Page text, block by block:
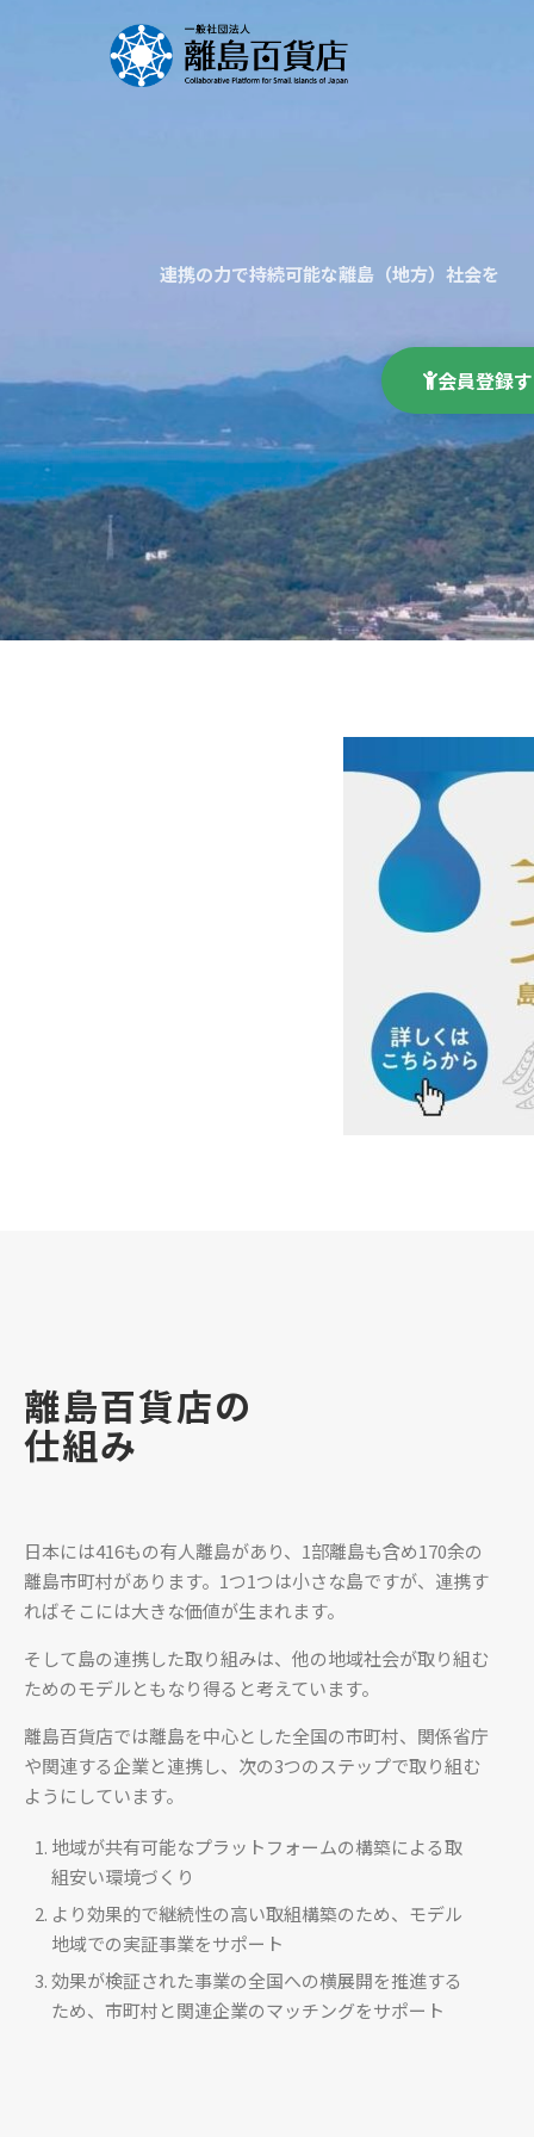
連携の力で持続可能な離島（地方）社会を
会員登録
離島百貨店の
仕組み
日本には416もの有人離島があり、1部離島も含め170余の
離島市町村があります。1つ1つは小さな島ですが、連携す
ればそこには大きな価値が生まれます。
そして島の連携した取り組みは、他の地域社会が取り組む
ためのモデルともなり得ると考えています。
離島百貨店では離島を中心とした全国の市町村、関係省庁
や関連する企業と連携し、次の3つのステップで取り組む
ようにしています。
地域が共有可能なプラットフォームの構築による取
組安い環境づくり
より効果的で継続性の高い取組構築のため、モデル
地域での実証事業をサポート
効果が検証された事業の全国への横展開を推進する
ため、市町村と関連企業のマッチングをサポート